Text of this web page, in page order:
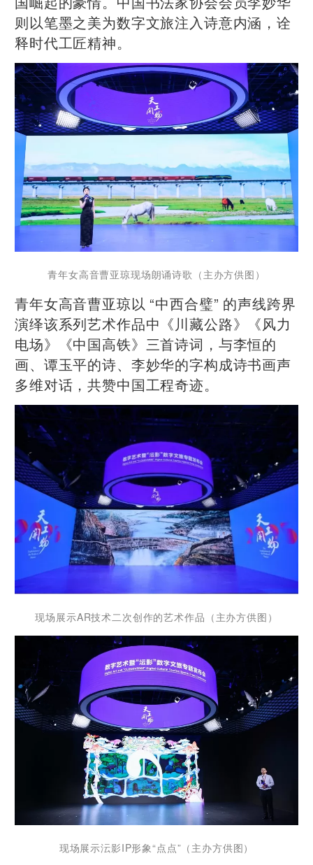
则以笔墨之美为数字文旅注入诗意内涵，诠
释时代工匠精神。
青年女高音曹亚琼现场朗诵诗歌（主办方供图）
青年女高音曹亚琼以 “中西合璧” 的声线跨界
演绎该系列艺术作品中《川藏公路》《风力
电场》《中国高铁》三首诗词，与李恒的
画、谭玉平的诗、李妙华的字构成诗书画声
多维对话，共赞中国工程奇迹。
现场展示AR技术二次创作的艺术作品（主办方供图）
现场展示沄影IP形象“点点”（主办方供图）